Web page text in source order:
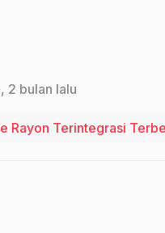
2 bulan lalu
Rayon Terintegrasi